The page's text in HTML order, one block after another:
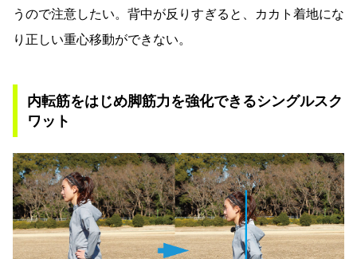
うので注意したい。背中が反りすぎると、カカト着地にな
り正しい重心移動ができない。
内転筋をはじめ脚筋力を強化できるシングルスク
ワット